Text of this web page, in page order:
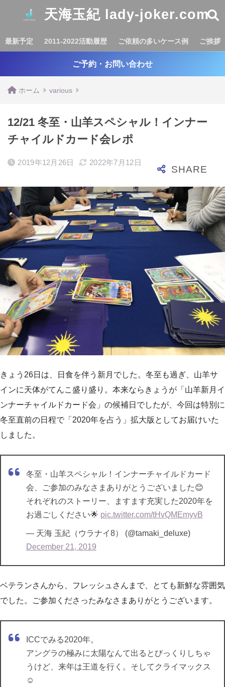
天海玉紀 lady-joker.com
最新予定 2011-2022活動履歴 ご依頼の多いケース例 ご挨拶
ご予約・お問い合わせ
ホーム various
12/21 冬至・山羊スペシャル！インナー
チャイルドカード会レポ
2019年12月26日 2022年7月12日
きょう26日は、日食を伴う新月でした。冬至も過ぎ、山羊サ
インに天体がてんこ盛り盛り。本来ならきょうが「山羊新月イ
ンナーチャイルドカード会」の候補日でしたが、今回は特別に
冬至直前の日程で「2020年を占う」拡大版としてお届けいた
しました。
冬至・山羊スペシャル！インナーチャイルドカード
会、ご参加のみなさまありがとうございました😊
それぞれのストーリー、ますます充実した2020年を
お過ごしください🌟 pic.twitter.com/tHvQMEmyvB
— 天海 玉紀（ウラナイ8） (@tamaki_deluxe)
December 21, 2019
ベテランさんから、フレッシュさんまで、とても新鮮な雰囲気
でした。ご参加くださったみなさまありがとうございます。
ICCでみる2020年。
アングラの極みに太陽なんて出るとびっくりしちゃ
うけど、来年は王道を行く。そしてクライマックス
☺︎